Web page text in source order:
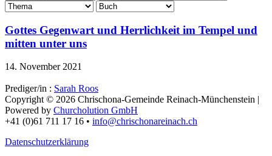
Gottes Gegenwart und Herrlichkeit im Tempel und
mitten unter uns
14. November 2021
Prediger/in : Sarah Roos
Copyright © 2026 Chrischona-Gemeinde Reinach-Münchenstein |
Powered by Churcholution GmbH
+41 (0)61 711 17 16 • info@chrischonareinach.ch
Datenschutzerklärung